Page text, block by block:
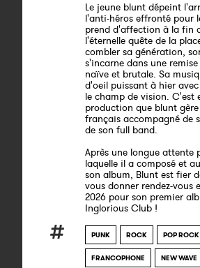
Le jeune blunt dépeint
l'anti-héros effronté pour
prend d'affection à la fin
l'éternelle quête de la
combler sa génération,
s'incarne dans une
naïve et brutale. Sa
d'oeil puissant à hier
le champ de vision. C'est
production que blunt
français accompagné de
de son full band.
Après une longue attente
laquelle il a composé et
son album, Blunt est fier
vous donner rendez-vous
2026 pour son premier
Inglorious Club !
PUNK ROCK POP ROCK
FRANCOPHONE NEW WAVE